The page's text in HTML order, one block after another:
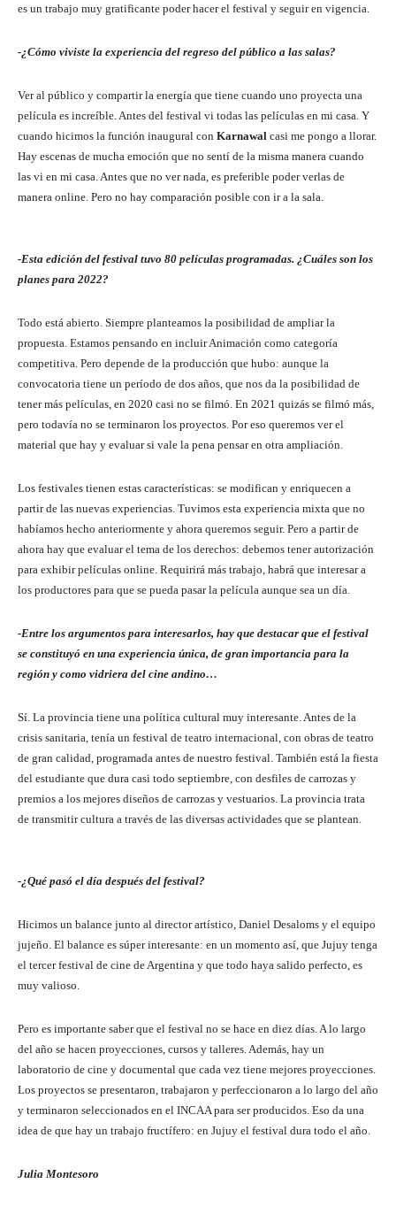
es un trabajo muy gratificante poder hacer el festival y seguir en vigencia.
-¿Cómo viviste la experiencia del regreso del público a las salas?
Ver al público y compartir la energía que tiene cuando uno proyecta una
película es increíble. Antes del festival vi todas las películas en mi casa. Y
cuando hicimos la función inaugural con Karnawal casi me pongo a llorar.
Hay escenas de mucha emoción que no sentí de la misma manera cuando
las vi en mi casa. Antes que no ver nada, es preferible poder verlas de
manera online. Pero no hay comparación posible con ir a la sala.
-Esta edición del festival tuvo 80 películas programadas. ¿Cuáles son los
planes para 2022?
Todo está abierto. Siempre planteamos la posibilidad de ampliar la
propuesta. Estamos pensando en incluir Animación como categoría
competitiva. Pero depende de la producción que hubo: aunque la
convocatoria tiene un período de dos años, que nos da la posibilidad de
tener más películas, en 2020 casi no se filmó. En 2021 quizás se filmó más,
pero todavía no se terminaron los proyectos. Por eso queremos ver el
material que hay y evaluar si vale la pena pensar en otra ampliación.
Los festivales tienen estas características: se modifican y enriquecen a
partir de las nuevas experiencias. Tuvimos esta experiencia mixta que no
habíamos hecho anteriormente y ahora queremos seguir. Pero a partir de
ahora hay que evaluar el tema de los derechos: debemos tener autorización
para exhibir películas online. Requirirá más trabajo, habrá que interesar a
los productores para que se pueda pasar la película aunque sea un día.
-Entre los argumentos para interesarlos, hay que destacar que el festival
se constituyó en una experiencia única, de gran importancia para la
región y como vidriera del cine andino…
Sí. La provincia tiene una política cultural muy interesante. Antes de la
crisis sanitaria, tenía un festival de teatro internacional, con obras de teatro
de gran calidad, programada antes de nuestro festival. También está la fiesta
del estudiante que dura casi todo septiembre, con desfiles de carrozas y
premios a los mejores diseños de carrozas y vestuarios. La provincia trata
de transmitir cultura a través de las diversas actividades que se plantean.
-¿Qué pasó el día después del festival?
Hicimos un balance junto al director artístico, Daniel Desaloms y el equipo
jujeño. El balance es súper interesante: en un momento así, que Jujuy tenga
el tercer festival de cine de Argentina y que todo haya salido perfecto, es
muy valioso.
Pero es importante saber que el festival no se hace en diez días. A lo largo
del año se hacen proyecciones, cursos y talleres. Además, hay un
laboratorio de cine y documental que cada vez tiene mejores proyecciones.
Los proyectos se presentaron, trabajaron y perfeccionaron a lo largo del año
y terminaron seleccionados en el INCAA para ser producidos. Eso da una
idea de que hay un trabajo fructífero: en Jujuy el festival dura todo el año.
Julia Montesoro